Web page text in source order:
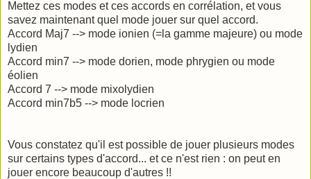
Mettez ces modes et ces accords en corrélation, et vous
savez maintenant quel mode jouer sur quel accord.
Accord Maj7 --> mode ionien (=la gamme majeure) ou mode
lydien
Accord min7 --> mode dorien, mode phrygien ou mode
éolien
Accord 7 --> mode mixolydien
Accord min7b5 --> mode locrien
Vous constatez qu'il est possible de jouer plusieurs modes
sur certains types d'accord... et ce n'est rien : on peut en
jouer encore beaucoup d'autres !!